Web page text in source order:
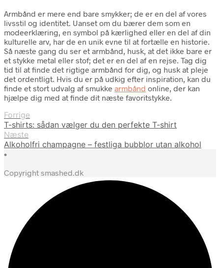
Armbånd er mere end bare smykker; de er en del af vores
livsstil og identitet. Uanset om du bærer dem som en
modeerklæring, en symbol på kærlighed eller en del af din
kulturelle arv, har de en unik evne til at fortælle en historie.
Så næste gang du ser et armbånd, husk, at det ikke bare er
et stykke metal eller stof; det er en del af en rejse. Tag dig
tid til at finde det rigtige armbånd for dig, og husk at pleje
det ordentligt. Hvis du er på udkig efter inspiration, kan du
finde et stort udvalg af smukke armbånd online, der kan
hjælpe dig med at finde dit næste favoritstykke.
Forrige
T-shirts: sådan vælger du den perfekte T-shirt
Næste
Alkoholfri champagne – festliga bubblor utan alkohol
•
Copyright smashed.dk